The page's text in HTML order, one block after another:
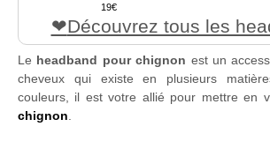
19
Découvrez tous les
Le headband pour chignon est un
cheveux qui existe en plusieurs
couleurs, il est votre allié pour mettre en
chignon